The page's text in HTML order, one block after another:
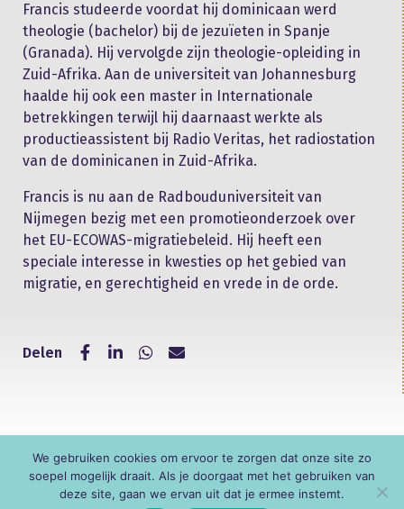
Francis studeerde voordat hij dominicaan werd
theologie (bachelor) bij de jezuïeten in Spanje
(Granada). Hij vervolgde zijn theologie-opleiding in
Zuid-Afrika. Aan de universiteit van Johannesburg
haalde hij ook een master in Internationale
betrekkingen terwijl hij daarnaast werkte als
productieassistent bij Radio Veritas, het radiostation
van de dominicanen in Zuid-Afrika.
Francis is nu aan de Radbouduniversiteit van
Nijmegen bezig met een promotieonderzoek over
het EU-ECOWAS-migratiebeleid. Hij heeft een
speciale interesse in kwesties op het gebied van
migratie, en gerechtigheid en vrede in de orde.
Delen
© KNR
We gebruiken cookies om ervoor te zorgen dat onze site zo
soepel mogelijk draait. Als je doorgaat met het gebruiken van
deze site, gaan we ervan uit dat je ermee instemt.